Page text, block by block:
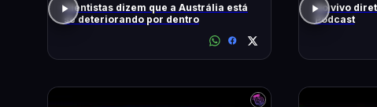
Cientistas dizem que a Austrália está
se deteriorando por dentro
Ao vivo
Podcast